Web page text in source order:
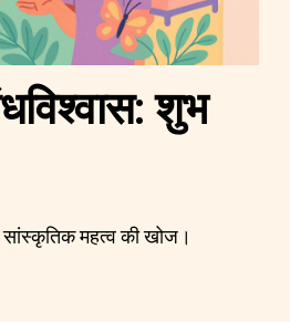
शुभ
सांस्कृतिक महत्व की खोज।